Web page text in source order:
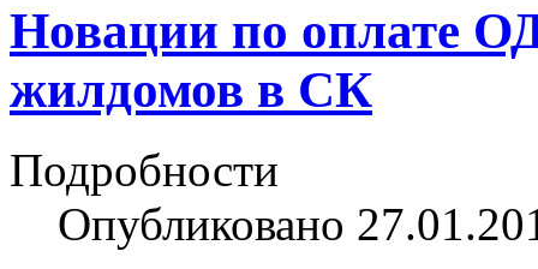
Новации по оплате
жилдомов в СК
Подробности
Опубликовано